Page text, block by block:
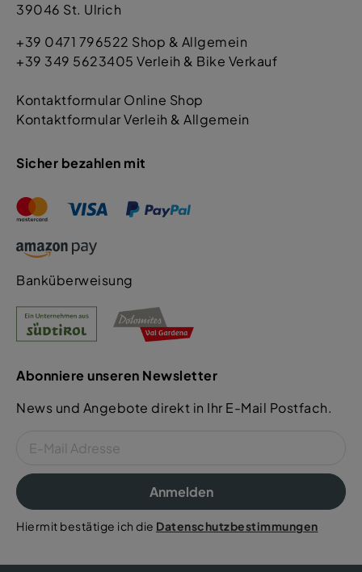
39046 St. Ulrich
+39 0471 796522 Shop & Allgemein
+39 349 5623405 Verleih & Bike Verkauf
Kontaktformular Online Shop
Kontaktformular Verleih & Allgemein
Sicher bezahlen mit
Banküberweisung
Abonniere unseren Newsletter
News und Angebote direkt in Ihr E-Mail Postfach.
Anmelden
Hiermit bestätige ich die Datenschutzbestimmungen